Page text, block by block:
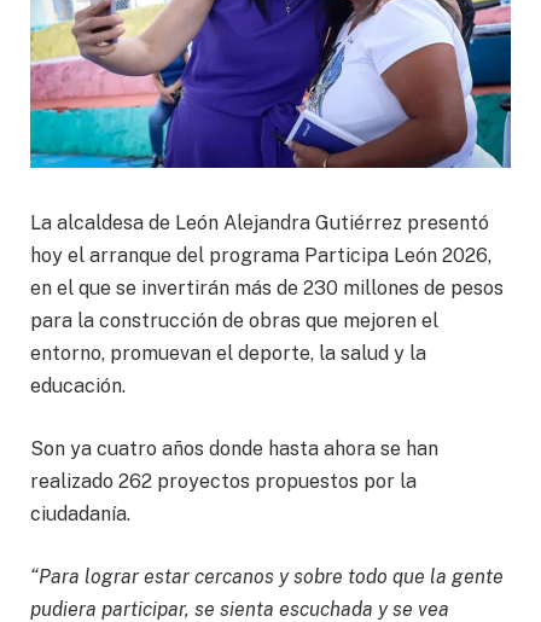
La alcaldesa de León Alejandra Gutiérrez presentó
hoy el arranque del programa Participa León 2026,
en el que se invertirán más de 230 millones de pesos
para la construcción de obras que mejoren el
entorno, promuevan el deporte, la salud y la
educación.
Son ya cuatro años donde hasta ahora se han
realizado 262 proyectos propuestos por la
ciudadanía.
“Para lograr estar cercanos y sobre todo que la gente
pudiera participar, se sienta escuchada y se vea